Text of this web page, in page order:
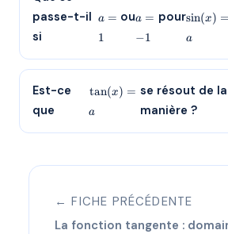
passe-t-il
si
1
a =
1
ou-1
a =
−1
poursin(x) =
a
Est-ce
que
\tan(x)
= a
tan(x) =
a
se résout de
manière ?
← FICHE PRÉCÉDENTE
La fonction tangente :